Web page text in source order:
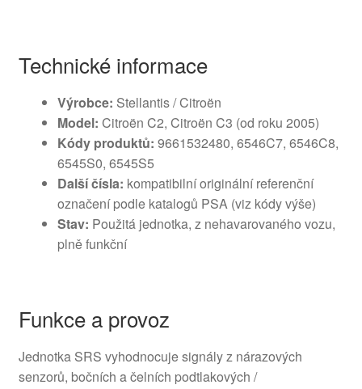
Technické informace
Výrobce: Stellantis / Citroën
Model: Citroën C2, Citroën C3 (od roku 2005)
Kódy produktů: 9661532480, 6546C7, 6546C8,
6545S0, 6545S5
Další čísla: kompatibilní originální referenční
označení podle katalogů PSA (viz kódy výše)
Stav: Použitá jednotka, z nehavarovaného vozu,
plně funkční
Funkce a provoz
Jednotka SRS vyhodnocuje signály z nárazových
senzorů, bočních a čelních podtlakových /